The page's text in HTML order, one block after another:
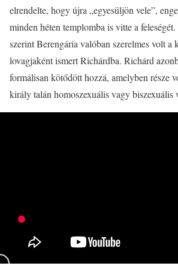
elrendelte, hogy újra „egyesüljön vele”,
minden héten templomba is vitte a
szerint Berengária valóban szerelmes volt a
lovagjaként ismert Richárdba. Richárd
formálisan kötődött hozzá, amelyben része
király talán homoszexuális vagy biszexuális